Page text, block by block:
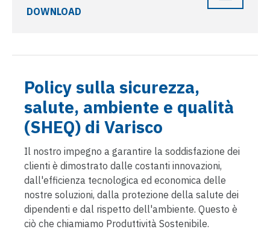
DOWNLOAD
Policy sulla sicurezza,
salute, ambiente e qualità
(SHEQ) di Varisco
Il nostro impegno a garantire la soddisfazione dei
clienti è dimostrato dalle costanti innovazioni,
dall'efficienza tecnologica ed economica delle
nostre soluzioni, dalla protezione della salute dei
dipendenti e dal rispetto dell'ambiente. Questo è
ciò che chiamiamo Produttività Sostenibile.